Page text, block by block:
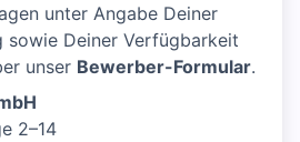
unter Angabe Deiner
sowie Deiner Verfügbarkeit
unser Bewerber-Formular.
2–14